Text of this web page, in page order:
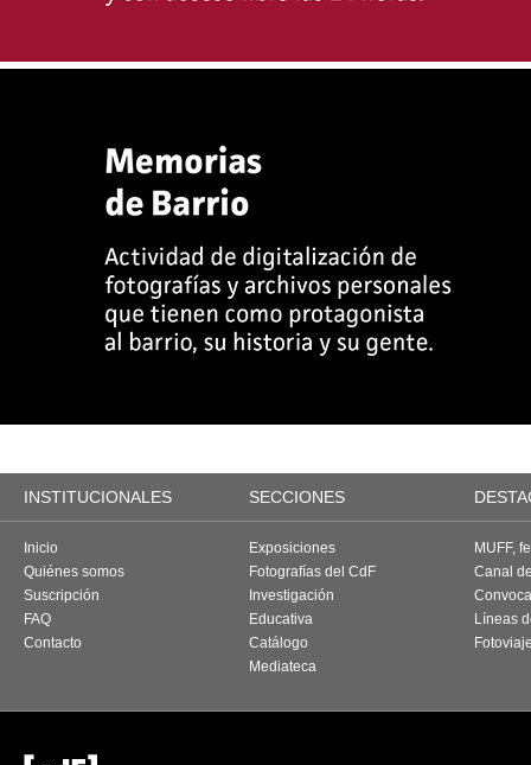
INSTITUCIONALES SECCIONES
Inicio
Quiénes somos
Suscripción
FAQ
Contacto
Exposiciones
Fotografías del CdF
Investigación
Educativa
Catálogo
Mediateca
MUFF,
Canal
Líneas